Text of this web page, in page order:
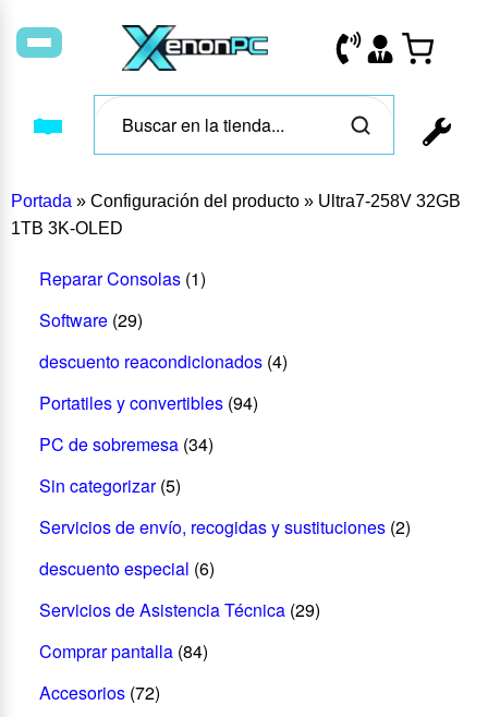
Portada » Configuración del producto » Ultra7-258V 32GB
1TB 3K-OLED
Reparar Consolas (1)
Software (29)
descuento reacondicionados (4)
Portatiles y convertibles (94)
PC de sobremesa (34)
Sin categorizar (5)
Servicios de envío, recogidas y sustituciones (2)
descuento especial (6)
Servicios de Asistencia Técnica (29)
Comprar pantalla (84)
Accesorios (72)